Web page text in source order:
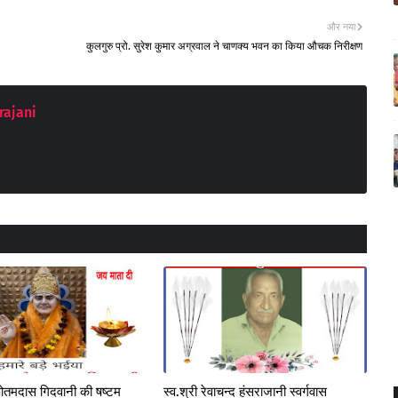
और नया
कुलगुरु प्रो. सुरेश कुमार अग्रवाल ने चाणक्य भवन का किया औचक निरीक्षण
गिदवानी की षष्टम स्व.श्री रेवाचन्द हंसराजानी स्वर्गवास